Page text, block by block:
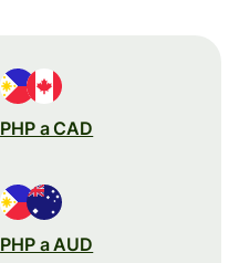
PHP a CAD
PHP a AUD